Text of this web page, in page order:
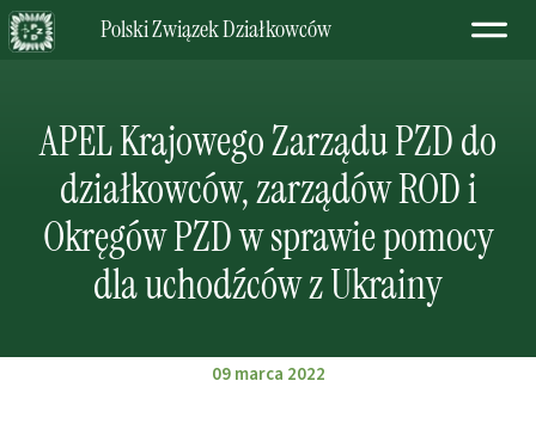
Polski Związek Działkowców
APEL Krajowego Zarządu PZD do
działkowców, zarządów ROD i
Okręgów PZD w sprawie pomocy
dla uchodźców z Ukrainy
09 marca 2022